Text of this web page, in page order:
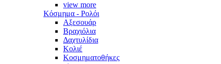
view more
Κόσμημα - Ρολόι
Αξεσουάρ
Βραχιόλια
Δαχτυλίδια
Κολιέ
Κοσμηματοθήκες